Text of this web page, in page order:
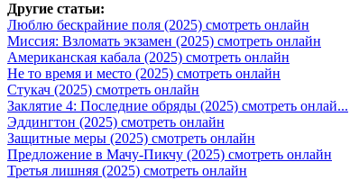
Другие статьи:
Люблю бескрайние поля (2025) смотреть онлайн
Миссия: Взломать экзамен (2025) смотреть онлайн
Американская кабала (2025) смотреть онлайн
Не то время и место (2025) смотреть онлайн
Стукач (2025) смотреть онлайн
Заклятие 4: Последние обряды (2025) смотреть онлай...
Эддингтон (2025) смотреть онлайн
Защитные меры (2025) смотреть онлайн
Предложение в Мачу-Пикчу (2025) смотреть онлайн
Третья лишняя (2025) смотреть онлайн